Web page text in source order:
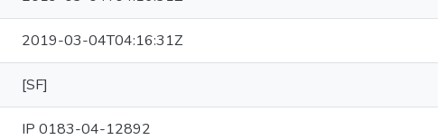
2019-03-04T04:16:31Z
[SF]
IP 0183-04-12892